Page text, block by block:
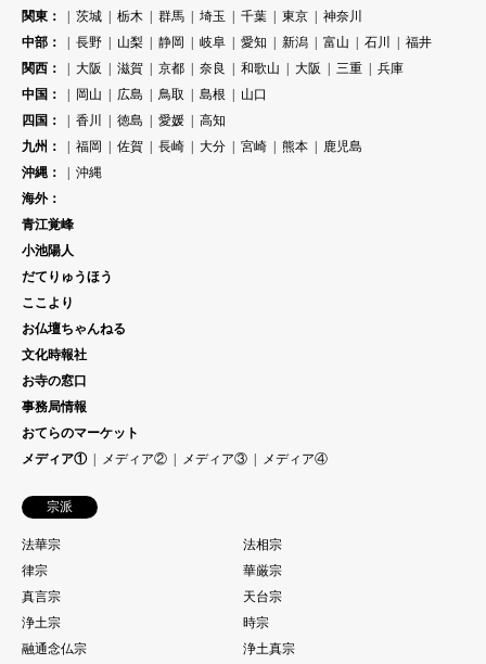
関東：
茨城 栃木 群馬 埼玉 千葉 東京
神奈川
中部：
長野 山梨 静岡 岐阜 愛知 新潟 富山 石川
福井
関西：
大阪 滋賀 京都 奈良 和歌山 大阪 三重
兵庫
中国：
岡山 広島 鳥取 島根
山口
四国：
香川 徳島 愛媛
高知
九州：
福岡 佐賀 長崎 大分 宮崎 熊本
鹿児島
沖縄：
沖縄
海外：
青江覚峰
小池陽人
だてりゅうほう
ここより
お仏壇ちゃんねる
文化時報社
お寺の窓口
事務局情報
おてらのマーケット
メディア①
メディア② メディア③ メディア④
宗派
法華宗
法相宗
律宗
華厳宗
真言宗
天台宗
浄土宗
時宗
融通念仏宗
浄土真宗